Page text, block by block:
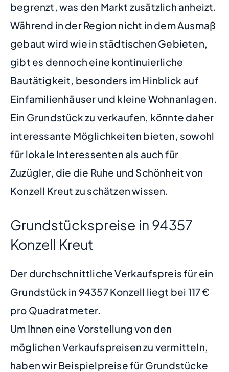
begrenzt, was den Markt zusätzlich anheizt.
Während in der Region nicht in dem Ausmaß
gebaut wird wie in städtischen Gebieten,
gibt es dennoch eine kontinuierliche
Bautätigkeit, besonders im Hinblick auf
Einfamilienhäuser und kleine Wohnanlagen.
Ein Grundstück zu verkaufen, könnte daher
interessante Möglichkeiten bieten, sowohl
für lokale Interessenten als auch für
Zuzügler, die die Ruhe und Schönheit von
Konzell Kreut zu schätzen wissen.
Grundstückspreise in 94357
Konzell Kreut
Der durchschnittliche Verkaufspreis für ein
Grundstück in 94357 Konzell liegt bei 117 €
pro Quadratmeter.
Um Ihnen eine Vorstellung von den
möglichen Verkaufspreisen zu vermitteln,
haben wir Beispielpreise für Grundstücke